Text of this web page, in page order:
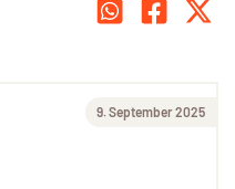
9. September 2025